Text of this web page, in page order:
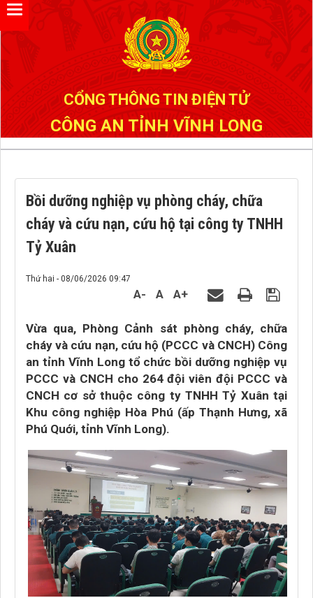
CỔNG THÔNG TIN ĐIỆN TỬ
CÔNG AN TỈNH VĨNH LONG
Bồi dưỡng nghiệp vụ phòng cháy, chữa
cháy và cứu nạn, cứu hộ tại công ty TNHH
Tỷ Xuân
Thứ hai - 08/06/2026 09:47
A- A A+
Vừa qua, Phòng Cảnh sát phòng cháy, chữa
cháy và cứu nạn, cứu hộ (PCCC và CNCH) Công
an tỉnh Vĩnh Long tổ chức bồi dưỡng nghiệp vụ
PCCC và CNCH cho 264 đội viên đội PCCC và
CNCH cơ sở thuộc công ty TNHH Tỷ Xuân tại
Khu công nghiệp Hòa Phú (ấp Thạnh Hưng, xã
Phú Quới, tỉnh Vĩnh Long).